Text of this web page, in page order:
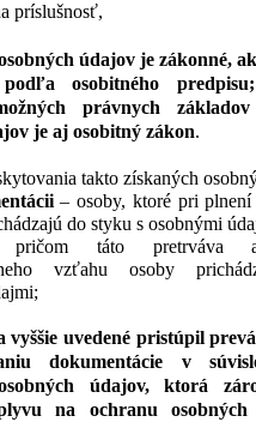
príslušnosť,
údajov je zákonné,
podľa osobitného
právnych
je aj osobitný zákon.
takto získaných
– osoby, ktoré pri plnení
do styku s osobnými
pričom táto
vzťahu osoby
vyššie uvedené pristúpil
dokumentácie v
údajov, ktorá
na ochranu